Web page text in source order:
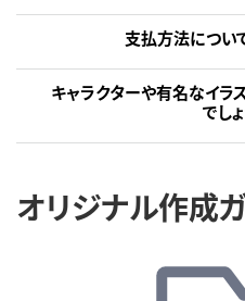
支払方法につい
キャラクターや有名なイラ
でし
オリジナル作成